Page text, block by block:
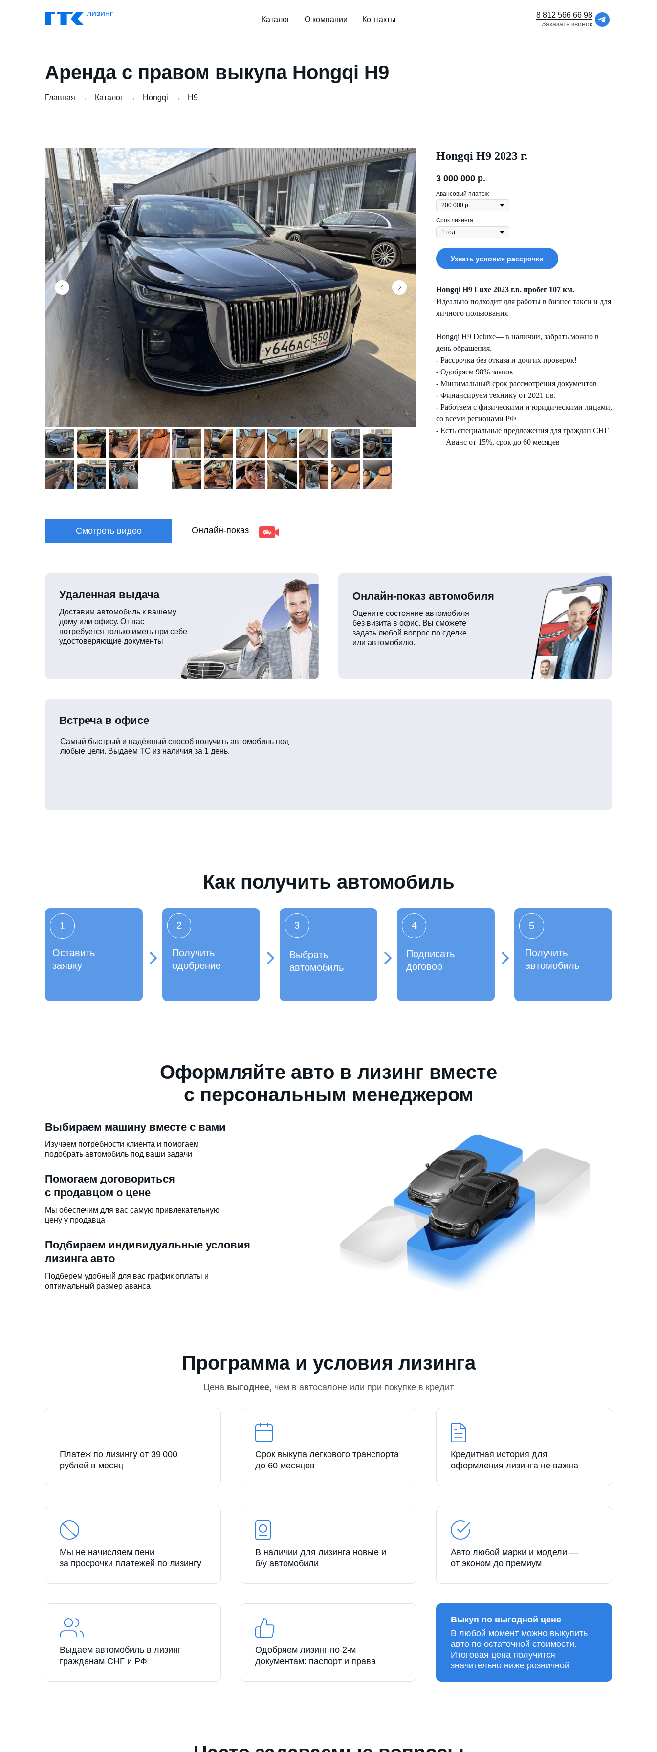
Каталог О компании Контакты
8 812 566 66 98
Заказать звонок
Аренда с правом выкупа Hongqi H9
Главная → Каталог → Hongqi → H9
Hongqi H9 2023 г.
3 000 000 р.
Авансовый платеж
Срок лизинга
Узнать условия рассрочки
Hongqi H9 Luxe 2023 г.в. пробег 107 км.
Идеально подходит для работы в бизнес такси и для
личного пользования
Hongqi H9 Deluxe— в наличии, забрать можно в
день обращения.
- Рассрочка без отказа и долгих проверок!
- Одобряем 98% заявок
- Минимальный срок рассмотрения документов
- Финансируем технику от 2021 г.в.
- Работаем с физическими и юридическими лицами,
со всеми регионами РФ
- Есть специальные предложения для граждан СНГ
— Аванс от 15%, срок до 60 месяцев
Смотреть видео Онлайн-показ
Доставим автомобиль к вашему
дому или офису. От вас
потребуется только иметь при себе
удостоверяющие документы
Оцените состояние автомобиля
без визита в офис. Вы сможете
задать любой вопрос по сделке
или автомобилю.
Самый быстрый и надёжный способ получить автомобиль под
любые цели. Выдаем ТС из наличия за 1 день.
Удаленная выдача Онлайн-показ автомобиля
Встреча в офисе
Как получить автомобиль
Получить
автомобиль
5
Подписать
договор
4
Выбрать
автомобиль
3
Получить
одобрение
2
Оставить
заявку
1
Подбираем индивидуальные условия
лизинга авто
Подберем удобный для вас график оплаты и
оптимальный размер аванса
Помогаем договориться
с продавцом о цене
Мы обеспечим для вас самую привлекательную
цену у продавца
Выбираем машину вместе с вами
Изучаем потребности клиента и помогаем
подобрать автомобиль под ваши задачи
Оформляйте авто в лизинг вместе
с персональным менеджером
Программа и условия лизинга
Цена выгоднее, чем в автосалоне или при покупке в кредит
Платеж по лизингу от 39 000
рублей в месяц
Срок выкупа легкового транспорта
до 60 месяцев
Кредитная история для
оформления лизинга не важна
Мы не начисляем пени
за просрочки платежей по лизингу
В наличии для лизинга новые и
б/у автомобили
Авто любой марки и модели —
от эконом до премиум
Выдаем автомобиль в лизинг
гражданам СНГ и РФ
Одобряем лизинг по 2-м
документам: паспорт и права
В любой момент можно выкупить
авто по остаточной стоимости.
Итоговая цена получится
значительно ниже розничной
Выкуп по выгодной цене